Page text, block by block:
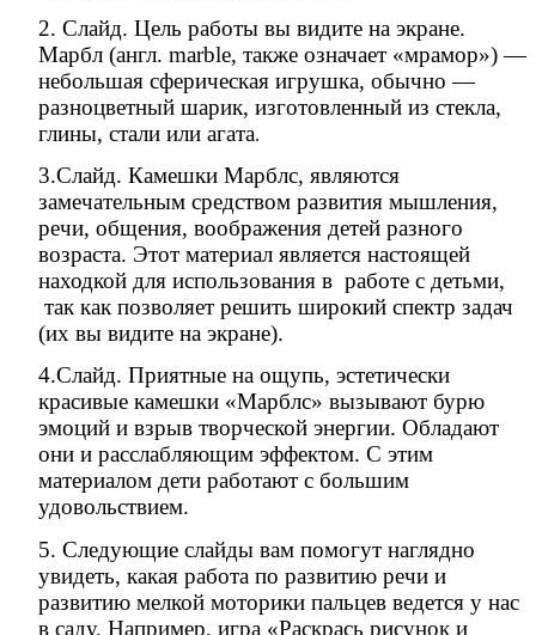
2. Слайд. Цель работы вы видите на экране.
Марбл (англ. marble, также означает «мрамор») —
небольшая сферическая игрушка, обычно —
разноцветный шарик, изготовленный из стекла,
глины, стали или агата.
3.Слайд. Камешки Марблс, являются
замечательным средством развития мышления,
речи, общения, воображения детей разного
возраста. Этот материал является настоящей
находкой для использования в работе с детьми,
так как позволяет решить широкий спектр задач
(их вы видите на экране).
4.Слайд. Приятные на ощупь, эстетически
красивые камешки «Марблс» вызывают бурю
эмоций и взрыв творческой энергии. Обладают
они и расслабляющим эффектом. С этим
материалом дети работают с большим
удовольствием.
5. Следующие слайды вам помогут наглядно
увидеть, какая работа по развитию речи и
развитию мелкой моторики пальцев ведется у нас
в саду. Например, игра «Раскрась рисунок и